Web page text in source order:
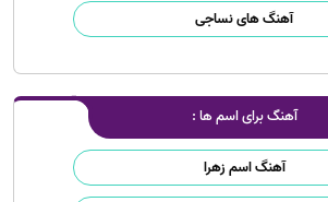
آهنگ های نساجی
آهنگ برای اسم ها :
آهنگ اسم زهرا